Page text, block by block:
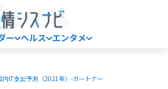
ー ヘルス エンタメ
内IT支出予測（2021年）-ガートナー